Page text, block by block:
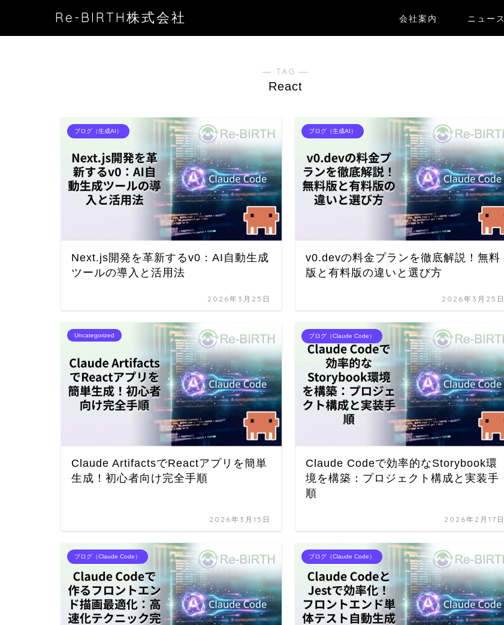
Re-BIRTH株式会社 会社案内 ニュース
― TAG ―
React
ブログ（生成AI）
Next.js開発を革新するv0：AI自動生成
ツールの導入と活用法
2026年3月25日
ブログ（生成AI）
v0.devの料金プランを徹底解説！無料
版と有料版の違いと選び方
2026年3月25日
Uncategorized
Claude ArtifactsでReactアプリを簡単
生成！初心者向け完全手順
2026年3月15日
ブログ（Claude Code）
Claude Codeで効率的なStorybook環
境を構築：プロジェクト構成と実装手
順
2026年2月17日
ブログ（Claude Code） ブログ（Claude Code）